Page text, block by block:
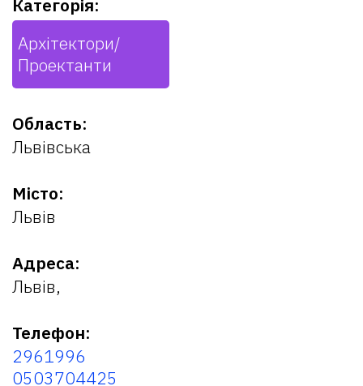
Категорія:
Архітектори/
Проектанти
Область:
Львівська
Місто:
Львів
Адреса:
Львів,
Телефон:
2961996
0503704425